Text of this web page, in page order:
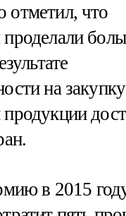
что
проделали
на закупку
в 2015